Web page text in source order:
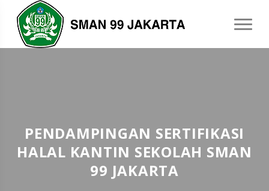
PENDAMPINGAN SERTIFIKASI
HALAL KANTIN SEKOLAH SMAN
99 JAKARTA